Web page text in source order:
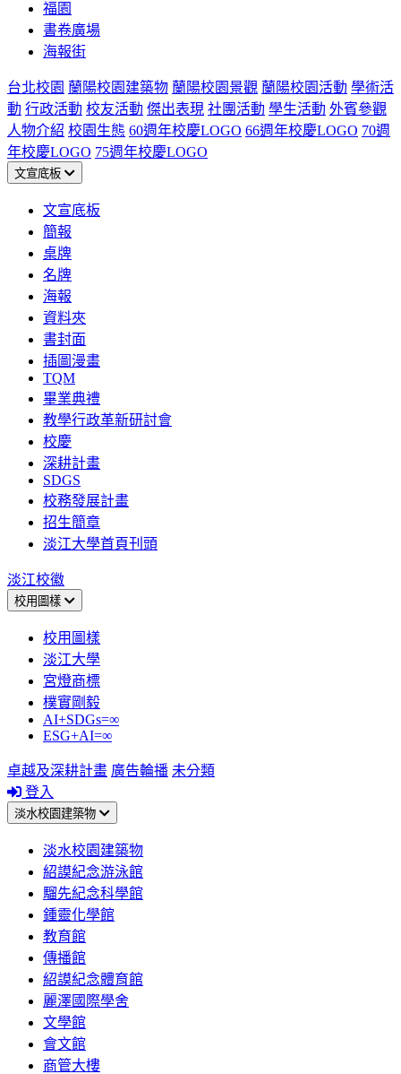
福園
書卷廣場
海報街
台北校園 蘭陽校園建築物 蘭陽校園景觀 蘭陽校園活動 學術活
動 行政活動 校友活動 傑出表現 社團活動 學生活動 外賓參觀
人物介紹 校園生態 60週年校慶LOGO 66週年校慶LOGO 70週
年校慶LOGO 75週年校慶LOGO
文宣底板
文宣底板
簡報
桌牌
名牌
海報
資料夾
書封面
插圖漫畫
TQM
畢業典禮
教學行政革新研討會
校慶
深耕計畫
SDGS
校務發展計畫
招生簡章
淡江大學首頁刊頭
淡江校徽
校用圖樣
校用圖樣
淡江大學
宮燈商標
樸實剛毅
AI+SDGs=∞
ESG+AI=∞
卓越及深耕計畫 廣告輪播 未分類
登入
淡水校園建築物
淡水校園建築物
紹謨紀念游泳館
騮先紀念科學館
鍾靈化學館
教育館
傳播館
紹謨紀念體育館
麗澤國際學舍
文學館
會文館
商管大樓